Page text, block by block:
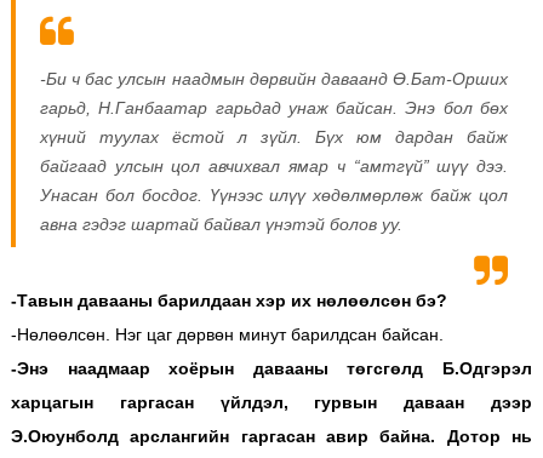
-Би ч бас улсын наадмын дөрвийн даваанд Ө.Бат-Орших
гарьд, Н.Ганбаатар гарьдад унаж байсан. Энэ бол бөх
хүний туулах ёстой л зүйл. Бүх юм дардан байж
байгаад улсын цол авчихвал ямар ч “амтгүй” шүү дээ.
Унасан бол босдог. Үүнээс илүү хөдөлмөрлөж байж цол
авна гэдэг шартай байвал үнэтэй болов уу.
-Тавын давааны барилдаан хэр их нөлөөлсөн бэ?
-Нөлөөлсөн. Нэг цаг дөрвөн минут барилдсан байсан.
-Энэ наадмаар хоёрын давааны төгсгөлд Б.Одгэрэл
харцагын гаргасан үйлдэл, гурвын даваан дээр
Э.Оюунболд арслангийн гаргасан авир байна. Дотор нь